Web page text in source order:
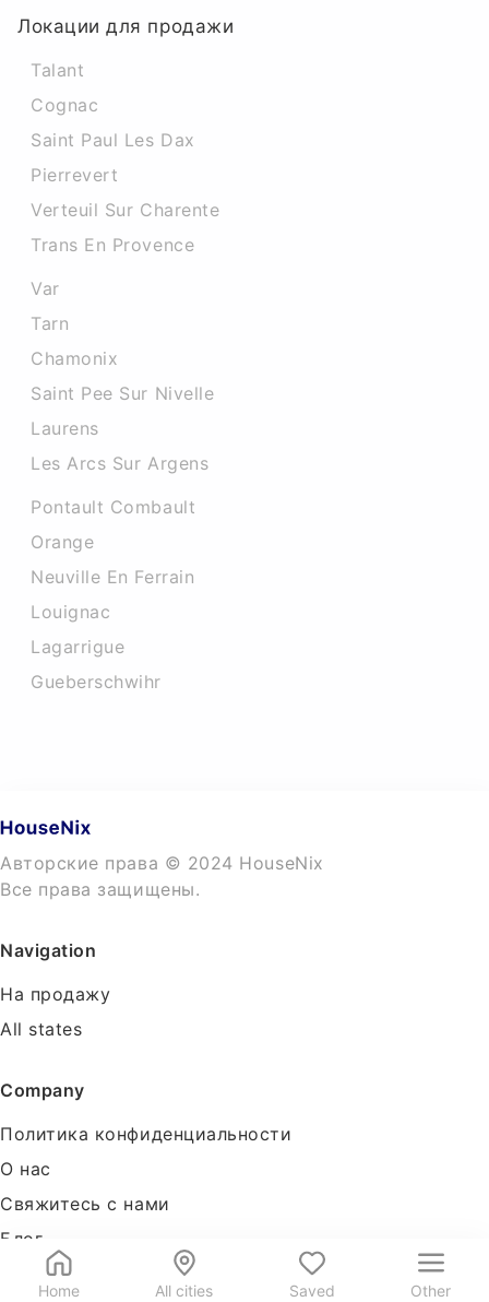
Home All cities Saved Other
Локации для продажи
Talant
Cognac
Saint Paul Les Dax
Pierrevert
Verteuil Sur Charente
Trans En Provence
Var
Tarn
Chamonix
Saint Pee Sur Nivelle
Laurens
Les Arcs Sur Argens
Pontault Combault
Orange
Neuville En Ferrain
Louignac
Lagarrigue
Gueberschwihr
Авторские права © 2024 HouseNix
Все права защищены.
Navigation
На продажу
All states
Company
Политика конфиденциальности
О нас
Свяжитесь с нами
Блог
Tools